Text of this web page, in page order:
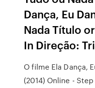
Dança, Eu
Nada Título
In Direção:
O filme Ela Dança,
(2014) Online -